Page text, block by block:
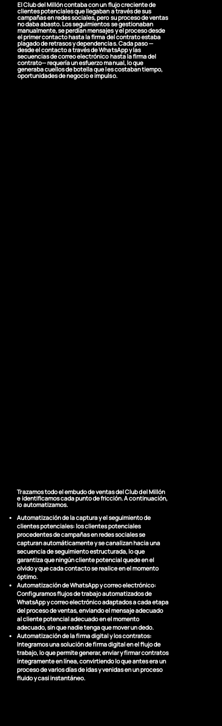
El Club del Millón contaba con un flujo creciente de
clientes potenciales que llegaban a través de sus
campañas en redes sociales, pero su proceso de ventas
no daba abasto. Los seguimientos se gestionaban
manualmente, se perdían mensajes y el proceso desde
el primer contacto hasta la firma del contrato estaba
plagado de retrasos y dependencias. Cada paso —
desde el contacto a través de WhatsApp y las
secuencias de correo electrónico hasta la firma del
contrato— requería un esfuerzo manual, lo que
generaba cuellos de botella que les costaban tiempo,
oportunidades de negocio e impulso.
Trazamos todo el embudo de ventas del Club del Millón
e identificamos cada punto de fricción. A continuación,
lo automatizamos.
Automatización de la captura y el seguimiento de
clientes potenciales: los clientes potenciales
procedentes de campañas en redes sociales se
capturan automáticamente y se canalizan hacia una
secuencia de seguimiento estructurada, lo que
garantiza que ningún cliente potencial quede en el
olvido y que cada contacto se realice en el momento
óptimo.
Automatización de WhatsApp y correo electrónico:
Configuramos flujos de trabajo automatizados de
WhatsApp y correo electrónico adaptados a cada etapa
del proceso de ventas, enviando el mensaje adecuado
al cliente potencial adecuado en el momento
adecuado, sin que nadie tenga que mover un dedo.
Automatización de la firma digital y los contratos:
Integramos una solución de firma digital en el flujo de
trabajo, lo que permite generar, enviar y firmar contratos
íntegramente en línea, convirtiendo lo que antes era un
proceso de varios días de idas y venidas en un proceso
fluido y casi instantáneo.